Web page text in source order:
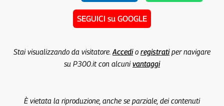
SEGUICI su GOOGLE
Stai visualizzando da visitatore. Accedio registratiper navigare
su P300.it con alcunivantaggi
È vietata la riproduzione, anche se parziale, dei contenuti